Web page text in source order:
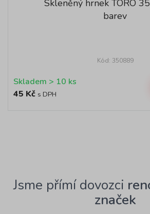
Skleněný hrnek TORO
barev
Kód: 350889
Skladem > 10 ks
45 Kč s DPH
Jsme přímí dovozci
značek